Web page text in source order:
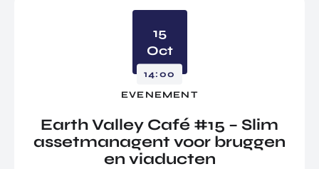
15
Oct
14:00
EVENEMENT
Earth Valley Café #15 – Slim
assetmanagent voor bruggen
en viaducten